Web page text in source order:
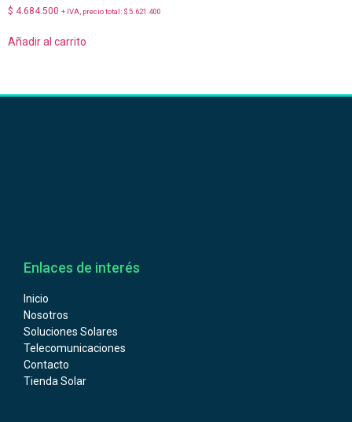
$ 4.684.500 + IVA, precio total: $5.621.400
Añadir al carrito
Enlaces de interés
Inicio
Nosotros
Soluciones Solares
Telecomunicaciones
Contacto
Tienda Solar